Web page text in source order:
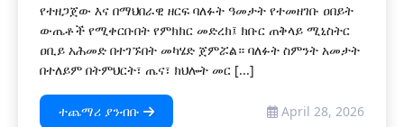
የተዘጋጀው እና በማህበራዊ ዘርፍ ባለፉት ዓመታት የተመዘገቡ ዐበይት
ውጤቶች የሚቀርቡበት የምክክር መድረክ፤ ክቡር ጠቅላይ ሚኒስትር
ዐቢይ አሕመድ በተገኙበት መካሄድ ጀምሯል። ‎ባለፉት ስምንት አመታት
በተለይም በትምህርት፣ ጤና፣ ክህሎት መር [...]
ተጨማሪ ያንብቡ April 28, 2026